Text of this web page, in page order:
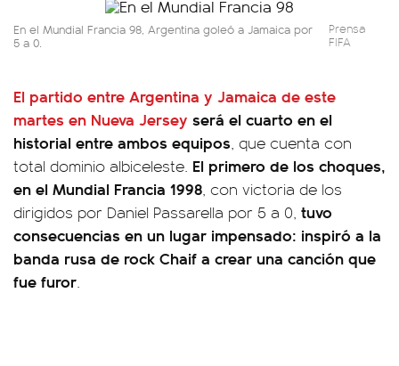
En el Mundial Francia 98, Argentina goleó a Jamaica por
5 a 0.
Prensa
FIFA
El partido entre Argentina y Jamaica de este
martes en Nueva Jersey será el cuarto en el
historial entre ambos equipos, que cuenta con
total dominio albiceleste. El primero de los choques,
en el Mundial Francia 1998, con victoria de los
dirigidos por Daniel Passarella por 5 a 0, tuvo
consecuencias en un lugar impensado: inspiró a la
banda rusa de rock Chaif a crear una canción que
fue furor.